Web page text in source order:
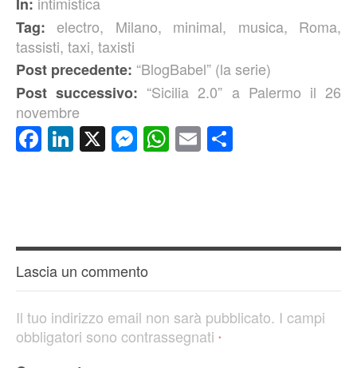
Tag:
electro, Milano, minimal, musica, Roma,
tassisti, taxi, taxisti
Post precedente: “BlogBabel” (la serie)
Post successivo: “Sicilia 2.0” a Palermo il 26
novembre
Facebook
LinkedIn
X Messenger
WhatsApp
Email
Lascia un commento
Il tuo indirizzo email non sarà pubblicato. I campi
obbligatori sono contrassegnati *